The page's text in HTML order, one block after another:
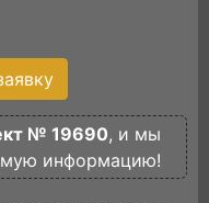
№ 19690, и мы
информацию!